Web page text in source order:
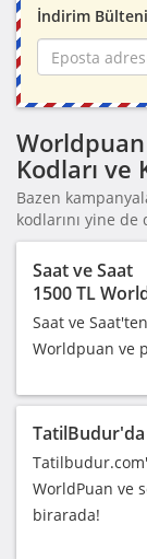
İndirim
Kodları ve
Bazen
kodlarını yine
Saat ve Saat
1500 TL
Saat ve
Worldpuan ve
TatilBudur'da
WorldPuan ve
birarada!